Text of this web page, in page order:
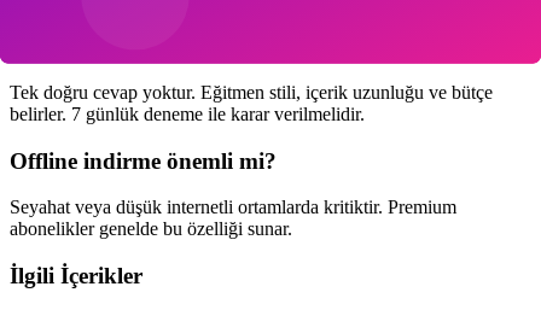
Tek doğru cevap yoktur. Eğitmen stili, içerik uzunluğu ve bütçe
belirler. 7 günlük deneme ile karar verilmelidir.
Offline indirme önemli mi?
Seyahat veya düşük internetli ortamlarda kritiktir. Premium
abonelikler genelde bu özelliği sunar.
İlgili İçerikler